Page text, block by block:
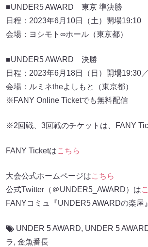
■UNDER5 AWARD 東京 準決勝
日程：2023年6月10日（土）開場19:10
会場：ヨシモト∞ホール（東京都）
■UNDER5 AWARD 決勝
日程；2023年6月18日（日）開場19:30
会場：ルミネtheよしもと（東京都）
※FANY Online Ticketでも無料配信
※2回戦、3回戦のチケットは、FANY
FANY Ticketはこちら
大会公式ホームページはこちら
公式Twitter（＠UNDER5_AWARD）は
FANYコミュ『UNDER5 AWARDの楽屋
UNDER 5 AWARD, UNDER 5
ラ, 金魚番長